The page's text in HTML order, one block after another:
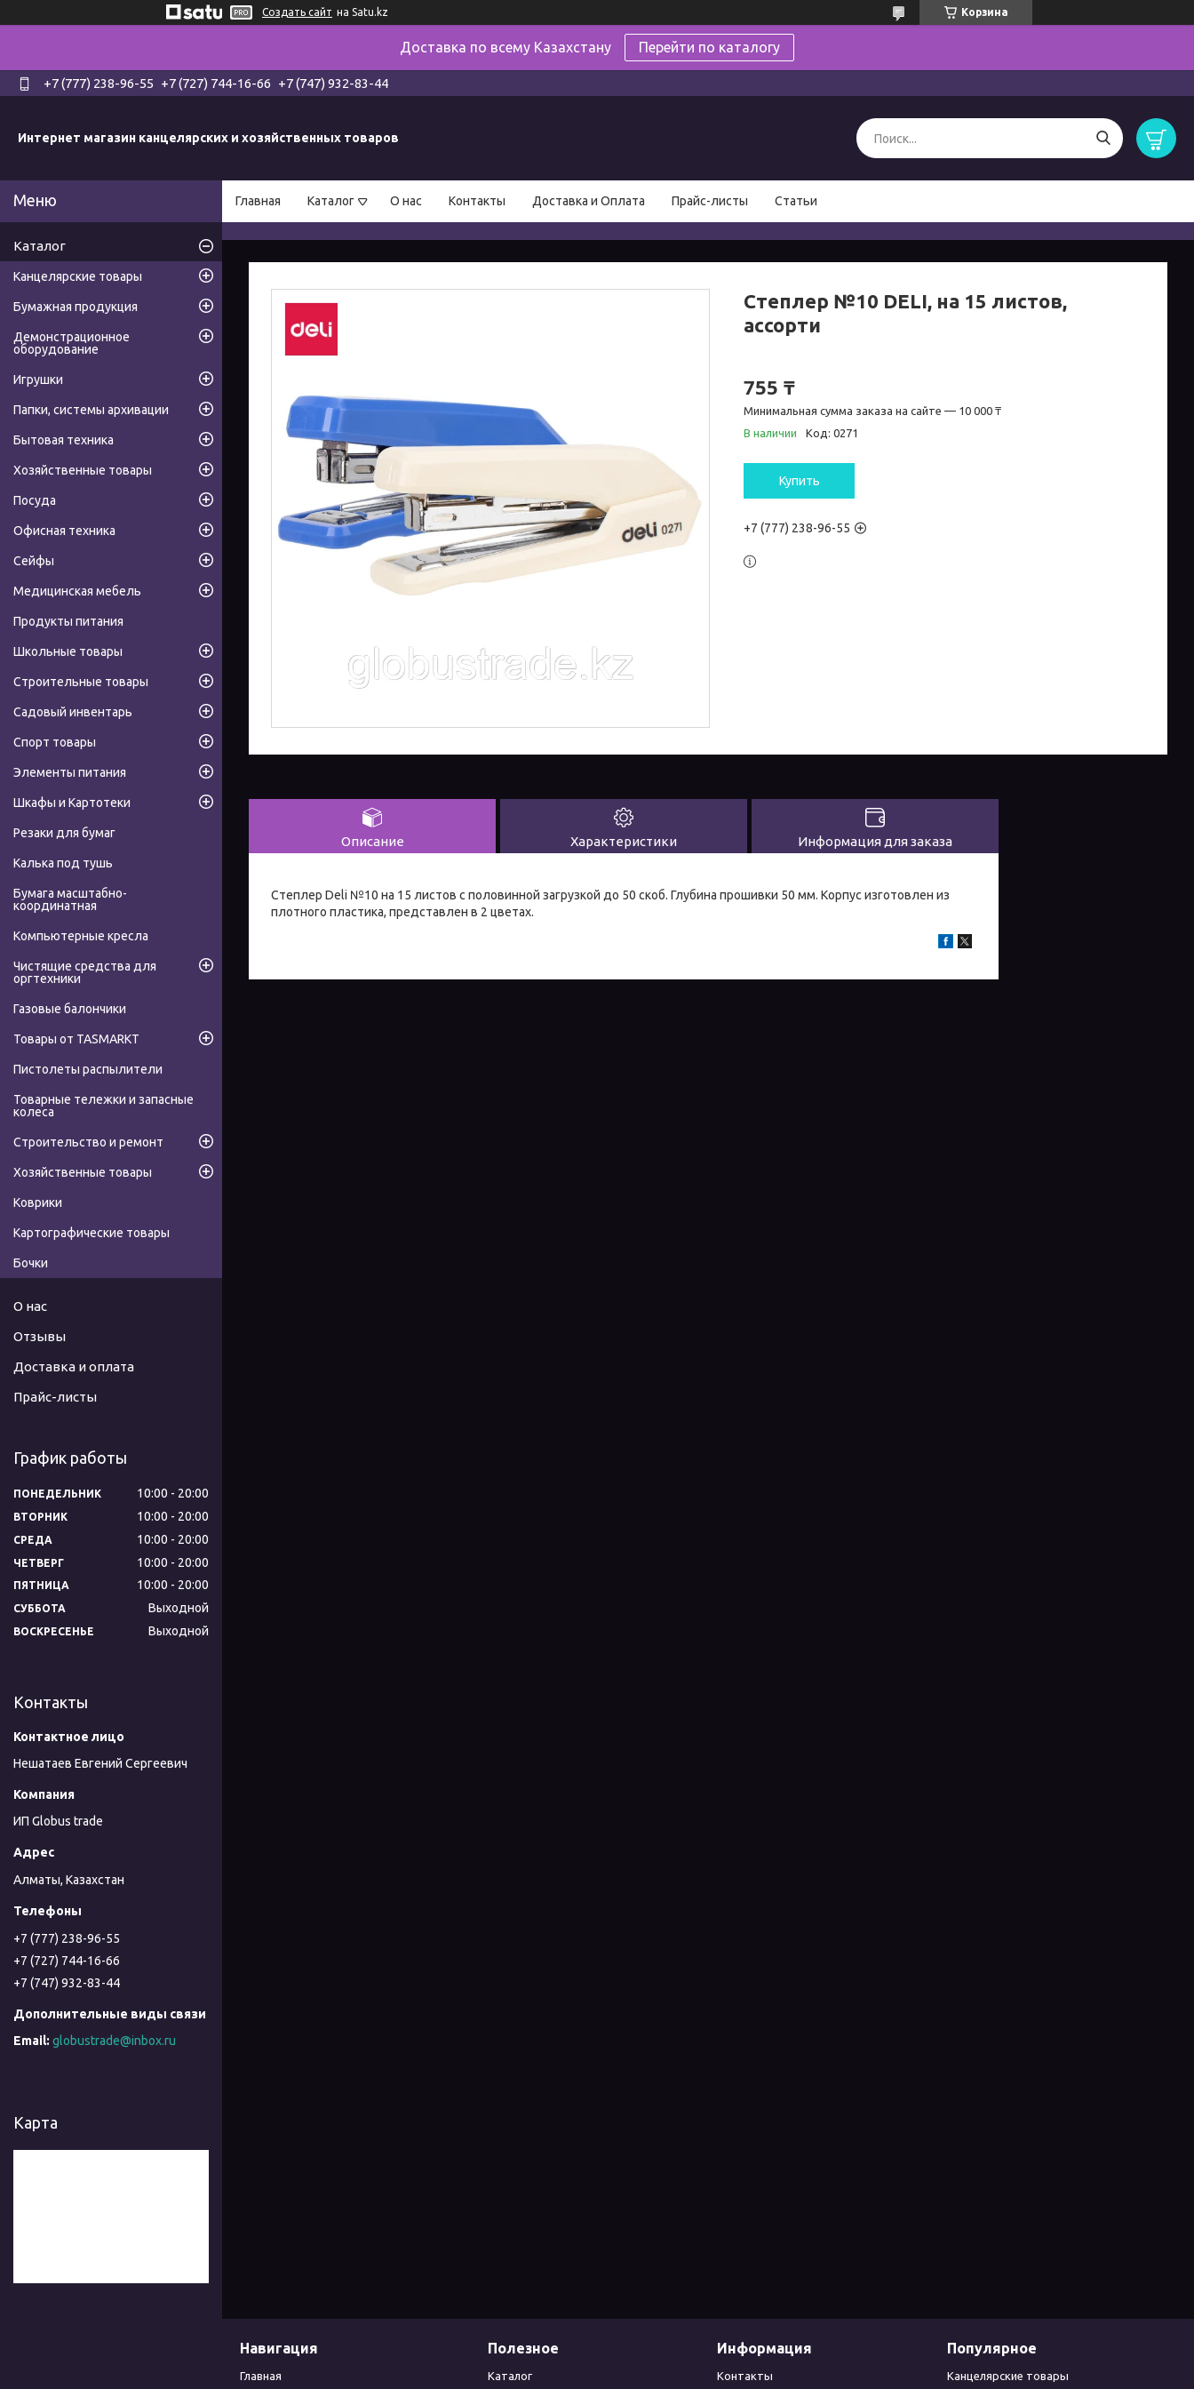
Создать сайт на Satu.kz Корзина
Доставка по всему Казахстану Перейти по каталогу
+7 (777) 238-96-55 +7 (727) 744-16-66 +7 (747) 932-83-44
Интернет магазин канцелярских и хозяйственных товаров
Главная Каталог О нас Контакты Доставка и Оплата Прайс-листы Статьи
Степлер №10 DELI, на 15 листов,
ассорти
755 ₸
Минимальная сумма заказа на сайте — 10 000 ₸
В наличии
Код: 0271
Купить
+7 (777) 238-96-55
Описание Характеристики Информация для заказа
Степлер Deli №10 на 15 листов с половинной загрузкой до 50 скоб. Глубина прошивки 50 мм. Корпус изготовлен из
плотного пластика, представлен в 2 цветах.
Каталог
Канцелярские товары
Бумажная продукция
Демонстрационное
оборудование
Игрушки
Папки, системы архивации
Бытовая техника
Хозяйственные товары
Посуда
Офисная техника
Сейфы
Медицинская мебель
Продукты питания
Школьные товары
Строительные товары
Садовый инвентарь
Спорт товары
Элементы питания
Шкафы и Картотеки
Резаки для бумаг
Калька под тушь
Бумага масштабно-
координатная
Компьютерные кресла
Чистящие средства для
оргтехники
Газовые балончики
Товары от TASMARKT
Пистолеты распылители
Товарные тележки и запасные
колеса
Строительство и ремонт
Хозяйственные товары
Коврики
Картографические товары
Бочки
О нас
Отзывы
Доставка и оплата
Прайс-листы
График работы
ПОНЕДЕЛЬНИК 10:00 20:00
ВТОРНИК 10:00 20:00
СРЕДА 10:00 20:00
ЧЕТВЕРГ 10:00 20:00
ПЯТНИЦА 10:00 20:00
СУББОТА Выходной
ВОСКРЕСЕНЬЕ Выходной
Контакты
Нешатаев Евгений Сергеевич
ИП Globus trade
Алматы, Казахстан
+7 (777) 238-96-55
+7 (727) 744-16-66
+7 (747) 932-83-44
globustrade@inbox.ru
Карта
Навигация
Главная
Полезное
Каталог
Информация
Контакты
Популярное
Канцелярские товары